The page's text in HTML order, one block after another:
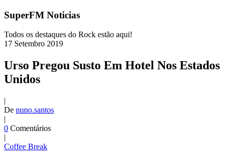
SuperFM Noticias
Todos os destaques do Rock estão aqui!
17 Setembro 2019
Urso Pregou Susto Em Hotel Nos Estados
Unidos
|
De nuno.santos
|
0 Comentários
|
Coffee Break